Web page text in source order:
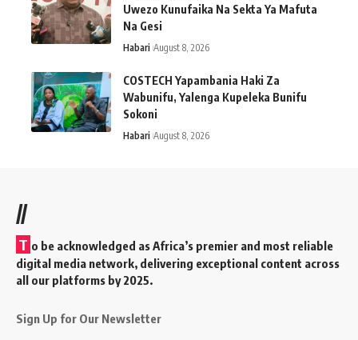
Uwezo Kunufaika Na Sekta Ya Mafuta
Na Gesi
Habari August 8, 2026
COSTECH Yapambania Haki Za
Wabunifu, Yalenga Kupeleka Bunifu
Sokoni
Habari August 8, 2026
//
T o be acknowledged as Africa’s premier and most reliable
digital media network, delivering exceptional content across
all our platforms by 2025.
Sign Up for Our Newsletter